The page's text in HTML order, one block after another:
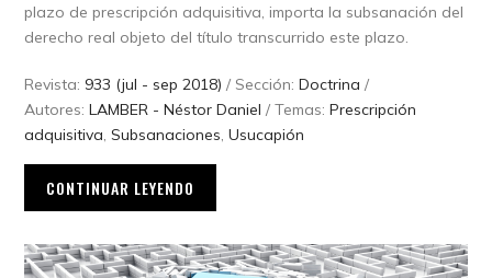
plazo de prescripción adquisitiva, importa la subsanación del
derecho real objeto del título transcurrido este plazo.
Revista: 933 (jul - sep 2018) / Sección:Doctrina /
Autores:LAMBER - Néstor Daniel / Temas:Prescripción
adquisitiva,Subsanaciones,Usucapión
CONTINUAR LEYENDO